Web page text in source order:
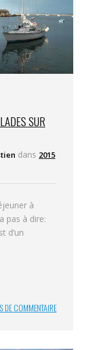
SUR
dans 2015
à
pas à dire:
d’un
DE COMMENTAIRE